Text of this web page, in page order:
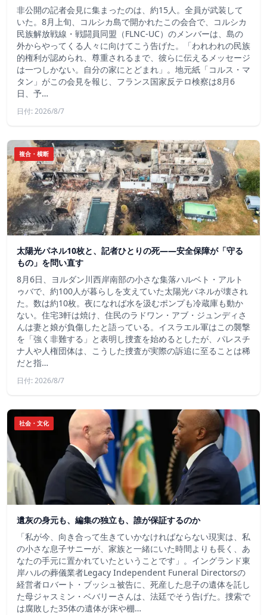
非公開の記者会見に集まったのは、約15人。全員が武装して
いた。8月上旬、コルシカ島で開かれたこの会合で、コルシカ
民族解放戦線・戦闘員同盟（FLNC-UC）のメンバーは、島の
外からやってくる人々に向けてこう告げた。「われわれの民族
的権利が認められ、尊重されるまで、彼らに伝えるメッセージ
は一つしかない。自分の家にとどまれ」。地元紙「コルス・マ
タン」がこの会見を報じ、フランス国家反テロ検察は8月6
日、予…
日付: 2026/8/7
複合・横断
太陽光パネル10枚と、記者ひとりの死——安全保障が「守る
もの」を問い直す
8月6日、ヨルダン川西岸南部の小さな集落ハルベト・アルト
ゥバで、約100人が暮らしを支えていた太陽光パネルが壊され
た。数は約10枚。夜になれば水を汲むポンプも冷蔵庫も動か
ない。住宅3軒は焼け、住民のラドワン・アブ・ジュンディさ
んは妻と娘が負傷したと語っている。イスラエル軍はこの襲撃
を「強く非難する」と表明し捜査を始めるとしたが、パレスチ
ナ人や人権団体は、こうした捜査が実際の訴追に至ることは稀
だと指…
日付: 2026/8/7
社会・文化
遺灰の身元も、編集の独立も、誰が保証するのか
「私が今、向き合って生きていかなければならない現実は、私
の小さな息子サニーが、家族と一緒にいた時間よりも長く、あ
なたの手元に置かれていたということです」。イングランド東
岸ハルの葬儀業者Legacy Independent Funeral Directorsの
経営者ロバート・ブッシュ被告に、死産した息子の遺体を託し
た母ジャスミン・ベバリーさんは、法廷でそう告げた。捜索で
は腐敗した35体の遺体が床や棚…